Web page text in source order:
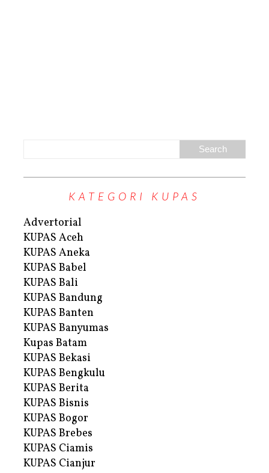
KATEGORI KUPAS
Advertorial
KUPAS Aceh
KUPAS Aneka
KUPAS Babel
KUPAS Bali
KUPAS Bandung
KUPAS Banten
KUPAS Banyumas
Kupas Batam
KUPAS Bekasi
KUPAS Bengkulu
KUPAS Berita
KUPAS Bisnis
KUPAS Bogor
KUPAS Brebes
KUPAS Ciamis
KUPAS Cianjur